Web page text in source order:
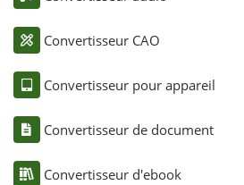
Convertisseur CAO
Convertisseur pour appareil
Convertisseur de document
Convertisseur d'ebook